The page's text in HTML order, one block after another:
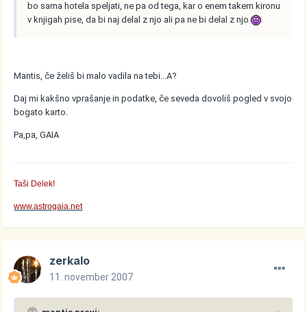
bo sama hotela speljati, ne pa od tega, kar o enem takem kironu
v knjigah pise, da bi naj delal z njo ali pa ne bi delal z njo
Mantis, če želiš bi malo vadila na tebi...A?
Daj mi kakšno vprašanje in podatke, če seveda dovoliš pogled v svojo
bogato karto.
Pa,pa, GAIA
Taši Delek!
www.astrogaia.net
zerkalo
11. november 2007